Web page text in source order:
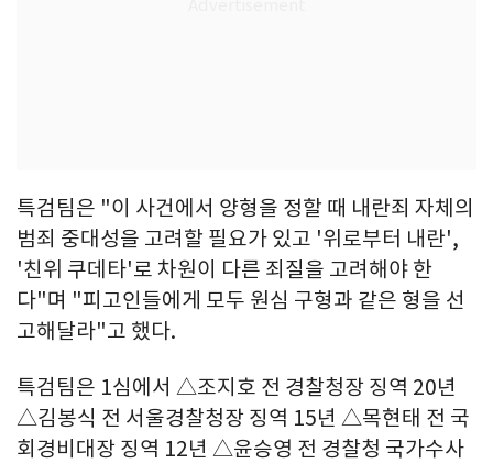
특검팀은 "이 사건에서 양형을 정할 때 내란죄 자체의
범죄 중대성을 고려할 필요가 있고 '위로부터 내란',
'친위 쿠데타'로 차원이 다른 죄질을 고려해야 한
다"며 "피고인들에게 모두 원심 구형과 같은 형을 선
고해달라"고 했다.
특검팀은 1심에서 △조지호 전 경찰청장 징역 20년
△김봉식 전 서울경찰청장 징역 15년 △목현태 전 국
회경비대장 징역 12년 △윤승영 전 경찰청 국가수사